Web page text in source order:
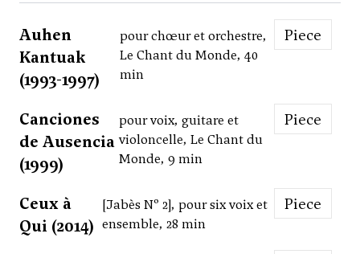
Auhen
Kantuak
(1993-1997)
pour chœur et orchestre,
Le Chant du Monde, 40
min
Piece
Canciones
de Ausencia
(1999)
pour voix, guitare et
violoncelle, Le Chant du
Monde, 9 min
Piece
Ceux à
Qui (2014)
[Jabès Nº 2], pour six voix et
ensemble, 28 min
Piece